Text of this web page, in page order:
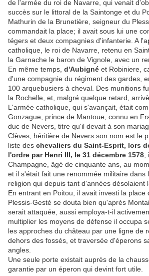
de l'armée du roi de Navarre, qui venait
succès sur le littoral de la Saintonge et du
Mathurin de la Brunetière, seigneur du
commandait la place; il avait sous lui une
tégers et deux compagnies d'infanterie. A
catholique, le roi de Navarre, retenu en
la Garnache le baron de Vignole, avec un
En même temps, d'Aubigné et Robiniere,
d'une compagnie du régiment des gardes,
100 arquebusiers à cheval. Des munitions
la Rochelle, et, malgré quelque retard,
L'armée catholique, qui s'avançait, était
Gonzague, prince de Mantoue, connu en
duc de Nevers, titre qu'il devait à son
Clèves, héritière de Nevers son nom est le
liste des chevaliers du Saint-Esprit, lors
l'ordre par Henri III, le 31 décembre 1578;
Champagne, âgé de cinquante ans, au
et il s'était fait une renommée militaire dans
religion qui depuis tant d'années désolaient
En entrant en Poitou, il avait investi la place
Plessis-Gesté se douta bien qu'après
serait attaquée, aussi employa-t-il
multiplier les moyens de défense il occupa
les approches du château par une ligne de
dehors des fossés, et traversée d'éperons
angles.
Une seule porte existait auprès de la
garantie par un éperon qui devint fort utile.